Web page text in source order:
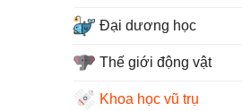
Đại dương học
Thế giới động vật
Khoa học vũ trụ